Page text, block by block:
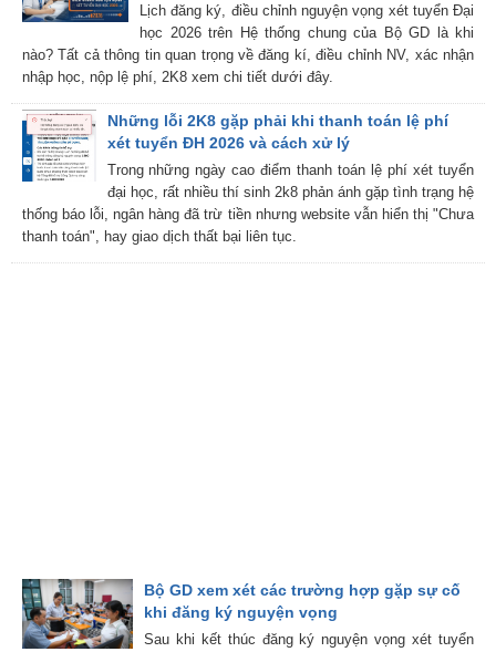
Lịch đăng ký, điều chỉnh nguyện vọng xét tuyển Đại
học 2026 trên Hệ thống chung của Bộ GD là khi
nào? Tất cả thông tin quan trọng về đăng kí, điều chỉnh NV, xác nhận
nhập học, nộp lệ phí, 2K8 xem chi tiết dưới đây.
Những lỗi 2K8 gặp phải khi thanh toán lệ phí
xét tuyển ĐH 2026 và cách xử lý
Trong những ngày cao điểm thanh toán lệ phí xét tuyển
đại học, rất nhiều thí sinh 2k8 phản ánh gặp tình trạng hệ
thống báo lỗi, ngân hàng đã trừ tiền nhưng website vẫn hiển thị "Chưa
thanh toán", hay giao dịch thất bại liên tục.
Bộ GD xem xét các trường hợp gặp sự cố
khi đăng ký nguyện vọng
Sau khi kết thúc đăng ký nguyện vọng xét tuyển